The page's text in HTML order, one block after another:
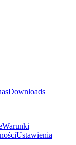
Downloads
Warunki
Ustawienia